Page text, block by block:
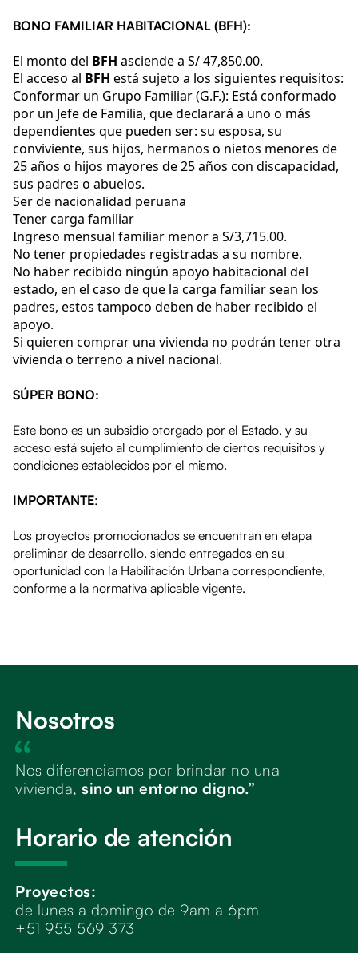
BONO FAMILIAR HABITACIONAL (BFH):
El monto del BFH asciende a S/ 47,850.00.
El acceso al BFH está sujeto a los siguientes requisitos:
Conformar un Grupo Familiar (G.F.): Está conformado
por un Jefe de Familia, que declarará a uno o más
dependientes que pueden ser: su esposa, su
conviviente, sus hijos, hermanos o nietos menores de
25 años o hijos mayores de 25 años con discapacidad,
sus padres o abuelos.
Ser de nacionalidad peruana
Tener carga familiar
Ingreso mensual familiar menor a S/3,715.00.
No tener propiedades registradas a su nombre.
No haber recibido ningún apoyo habitacional del
estado, en el caso de que la carga familiar sean los
padres, estos tampoco deben de haber recibido el
apoyo.
Si quieren comprar una vivienda no podrán tener otra
vivienda o terreno a nivel nacional.
SÚPER BONO:
Este bono es un subsidio otorgado por el Estado, y su
acceso está sujeto al cumplimiento de ciertos requisitos y
condiciones establecidos por el mismo.
IMPORTANTE:
Los proyectos promocionados se encuentran en etapa
preliminar de desarrollo, siendo entregados en su
oportunidad con la Habilitación Urbana correspondiente,
conforme a la normativa aplicable vigente.
Nosotros
Nos diferenciamos por brindar no una
vivienda,sino un entorno digno.”
Horario de atención
Proyectos:
de lunes a domingo de 9am a 6pm
+51 955 569 373